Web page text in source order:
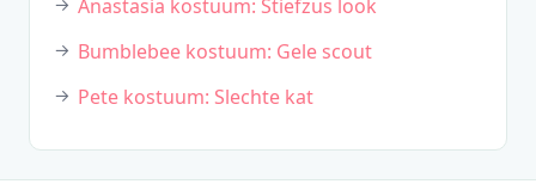
Anastasia kostuum: Stiefzus look
Bumblebee kostuum: Gele scout
Pete kostuum: Slechte kat